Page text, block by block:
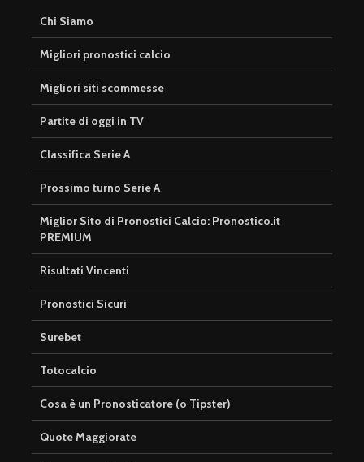
Chi Siamo
Migliori pronostici calcio
Migliori siti scommesse
Partite di oggi in TV
Classifica Serie A
Prossimo turno Serie A
Miglior Sito di Pronostici Calcio: Pronostico.it
PREMIUM
Risultati Vincenti
Pronostici Sicuri
Surebet
Totocalcio
Cosa è un Pronosticatore (o Tipster)
Quote Maggiorate